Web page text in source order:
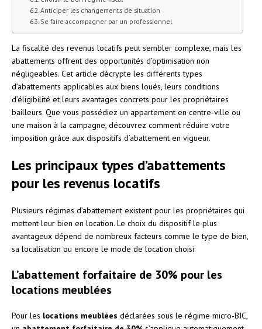
Anticiper les changements de situation
Se faire accompagner par un professionnel
La fiscalité des revenus locatifs peut sembler complexe, mais les
abattements offrent des opportunités d’optimisation non
négligeables. Cet article décrypte les différents types
d’abattements applicables aux biens loués, leurs conditions
d’éligibilité et leurs avantages concrets pour les propriétaires
bailleurs. Que vous possédiez un appartement en centre-ville ou
une maison à la campagne, découvrez comment réduire votre
imposition grâce aux dispositifs d’abattement en vigueur.
Les principaux types d’abattements
pour les revenus locatifs
Plusieurs régimes d’abattement existent pour les propriétaires qui
mettent leur bien en location. Le choix du dispositif le plus
avantageux dépend de nombreux facteurs comme le type de bien,
sa localisation ou encore le mode de location choisi.
L’abattement forfaitaire de 30% pour les
locations meublées
Pour les locations meublées déclarées sous le régime micro-BIC,